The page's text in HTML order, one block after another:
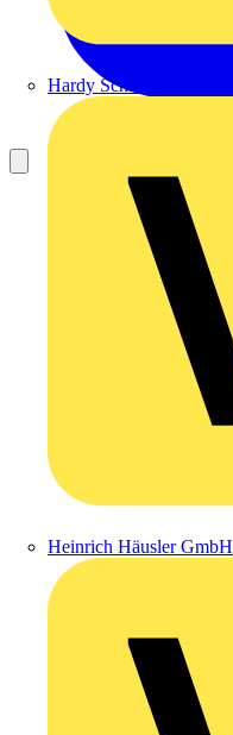
Hardy Schmitz
Heinrich Häusler GmbH